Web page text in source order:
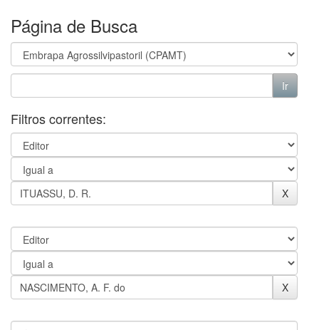
Página de Busca
Filtros correntes: